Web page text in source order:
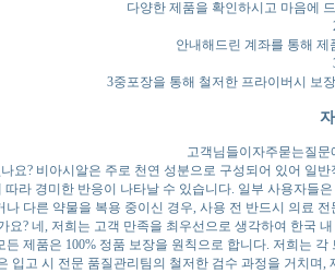
다양한 제품을 확인하시고 마음에
안내해드린 계좌를 통해
3중포장을 통해 철저한 프라이버시 보
고객님들이자주묻는질
요? 비아시알은 주로 천연 성분으로 구성되어 있어 일
따라 경미한 반응이 나타날 수 있습니다. 일부 사용자들
나 다른 약물을 복용 중이신 경우, 사용 전 반드시 의료
요? 네, 저희는 고객 만족을 최우선으로 생각하여 한국
든 제품은 100% 정품 보장을 원칙으로 합니다. 저희는
입고 시 전문 품질관리팀의 철저한 검수 과정을 거치